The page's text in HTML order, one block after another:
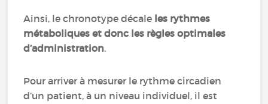
Ainsi, le chronotype décale les rythmes
métaboliques et donc les règles optimales
d’administration.
Pour arriver à mesurer le rythme circadien
d’un patient, à un niveau individuel, il est